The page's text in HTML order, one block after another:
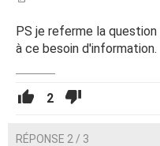
PS je referme la
à ce besoin d'information.
2
RÉPONSE 2 / 3